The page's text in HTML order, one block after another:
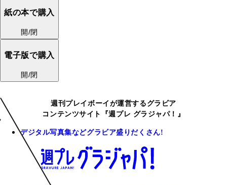
紙の本で購入
開/閉
電子版で購入
開/閉
週刊プレイボーイが運営するグラビア
コンテンツサイト『週プレ グラジャパ！』
デジタル写真集などグラビア盛りだくさん!